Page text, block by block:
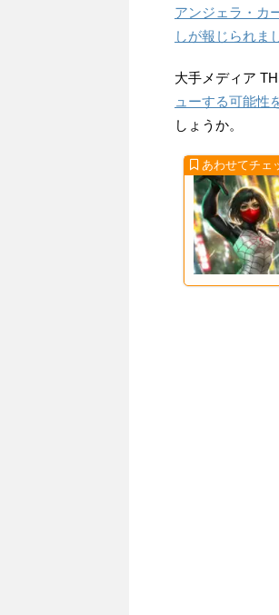
アンジェラ・カ
しが報じられま
大手メディア
ューする可能性
しょうか。